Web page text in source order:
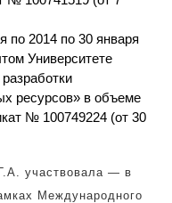
по 2014 по 30 января
Университете
ресурсов» в объеме
№ 100749224 (от 30
участвовала — в
Международного